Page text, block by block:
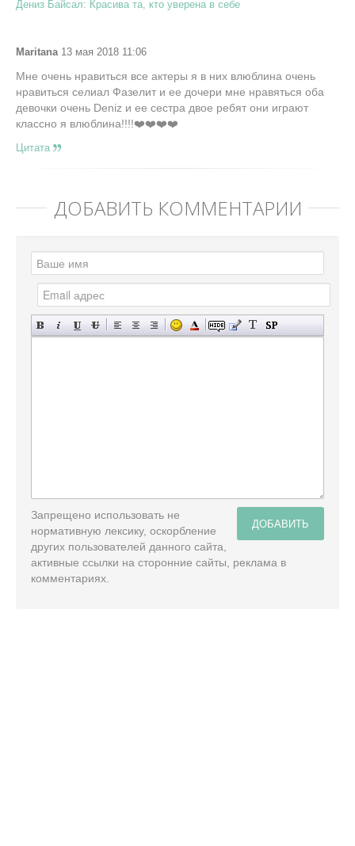
Дениз Байсал: Красива та, кто уверена в себе
Maritana 13 мая 2018 11:06
Мне очень нравиться все актеры я в них влюблина очень
нравиться селиал Фазелит и ее дочери мне нравяться оба
девочки очень Deniz и ее сестра двое ребят они играют
классно я влюблина!!!!❤️❤️❤️❤️
Цитата
ДОБАВИТЬ КОММЕНТАРИЙ
ДОБАВИТЬ
Запрещено использовать не
нормативную лексику, оскорбление
других пользователей данного сайта,
активные ссылки на сторонние сайты, реклама в
комментариях.